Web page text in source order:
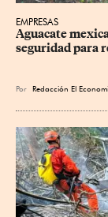
EMPRESAS
Aguacate
seguridad para
Por Redacción El